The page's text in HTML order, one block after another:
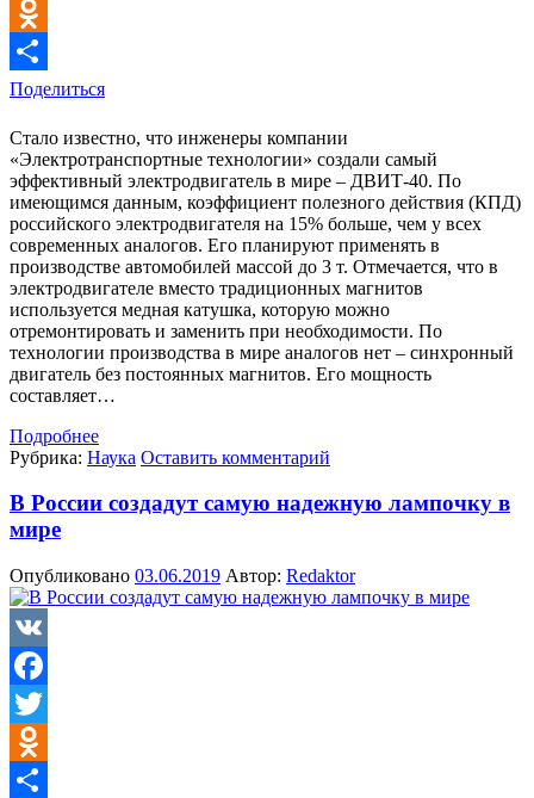
Twitter
Odnoklassniki
Поделиться
Стало известно, что инженеры компании
«Электротранспортные технологии» создали самый
эффективный электродвигатель в мире – ДВИТ-40. По
имеющимся данным, коэффициент полезного действия (КПД)
российского электродвигателя на 15% больше, чем у всех
современных аналогов. Его планируют применять в
производстве автомобилей массой до 3 т. Отмечается, что в
электродвигателе вместо традиционных магнитов
используется медная катушка, которую можно
отремонтировать и заменить при необходимости. По
технологии производства в мире аналогов нет – синхронный
двигатель без постоянных магнитов. Его мощность
составляет…
Подробнее
Рубрика: Наука Оставить комментарий
В России создадут самую надежную лампочку в
мире
Опубликовано 03.06.2019 Автор: Redaktor
VK
Facebook
Twitter
Odnoklassniki